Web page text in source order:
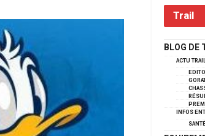
Trail
BLOG DE
ACTU
EDITO
INFOS